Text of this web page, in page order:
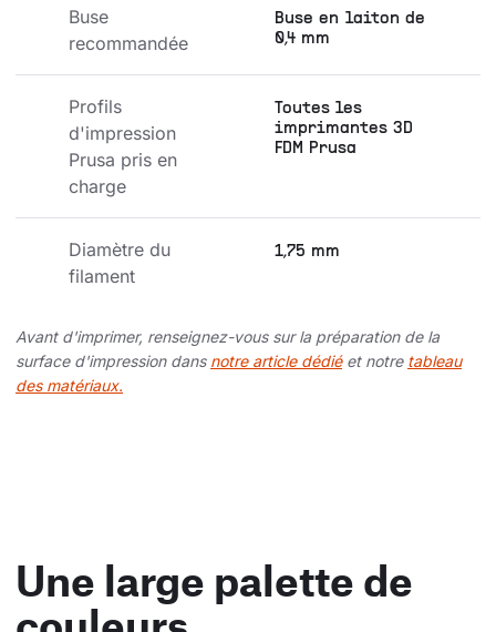
Buse
recommandée
Buse en laiton de
0,4 mm
Profils
d'impression
Prusa pris en
charge
Toutes les
imprimantes 3D
FDM Prusa
Diamètre du
filament
1,75 mm
Avant d'imprimer, renseignez-vous sur la préparation de la
surface d'impression dans notre article dédiéet notre tableau
des matériaux.
Une large palette de